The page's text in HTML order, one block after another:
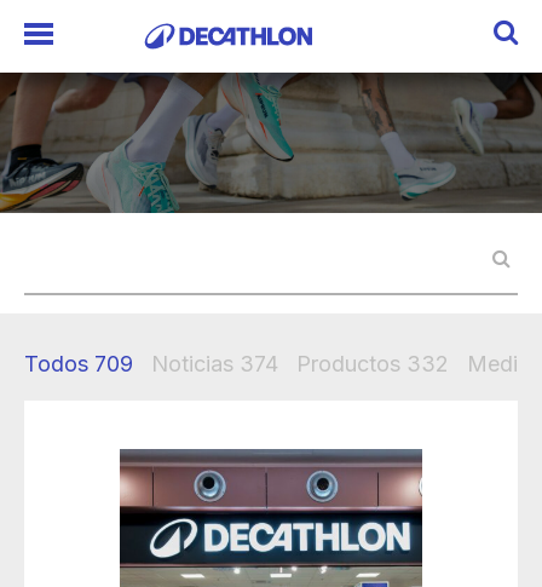
Todos 709 Noticias 374 Productos 332